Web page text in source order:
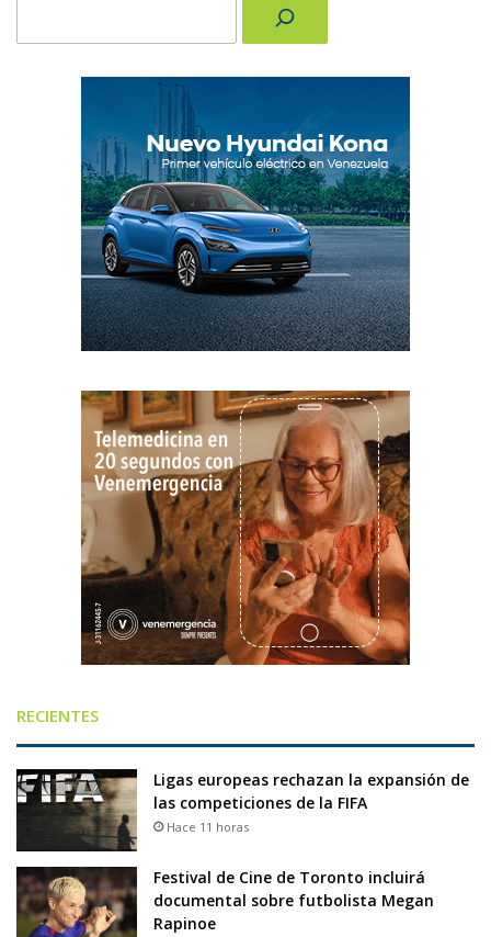
RECIENTES
Ligas europeas rechazan la expansión de
las competiciones de la FIFA
Hace 11 horas
Festival de Cine de Toronto incluirá
documental sobre futbolista Megan
Rapinoe